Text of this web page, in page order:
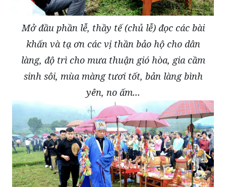
Mở đầu phần lễ, thầy tế (chủ lễ) đọc các bài
khấn và tạ ơn các vị thần bảo hộ cho dân
làng, độ trì cho mưa thuận gió hòa, gia cầm
sinh sôi, mùa màng tươi tốt, bản làng bình
yên, no ấm...